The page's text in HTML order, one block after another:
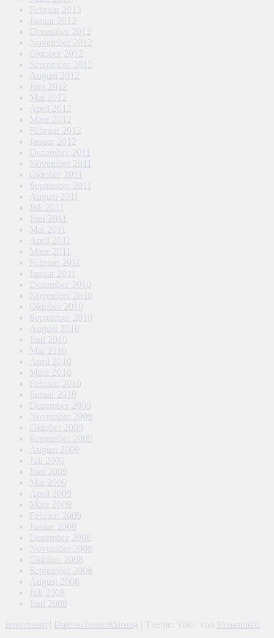
Februar 2013
Januar 2013
Dezember 2012
November 2012
Oktober 2012
September 2012
August 2012
Juni 2012
Mai 2012
April 2012
März 2012
Februar 2012
Januar 2012
Dezember 2011
November 2011
Oktober 2011
September 2011
August 2011
Juli 2011
Juni 2011
Mai 2011
April 2011
März 2011
Februar 2011
Januar 2011
Dezember 2010
November 2010
Oktober 2010
September 2010
August 2010
Juni 2010
Mai 2010
April 2010
März 2010
Februar 2010
Januar 2010
Dezember 2009
November 2009
Oktober 2009
September 2009
August 2009
Juli 2009
Juni 2009
Mai 2009
April 2009
März 2009
Februar 2009
Januar 2009
Dezember 2008
November 2008
Oktober 2008
September 2008
August 2008
Juli 2008
Juni 2008
Impressum
Datenschutzerklärung Theme: Yoko von Elmastudio